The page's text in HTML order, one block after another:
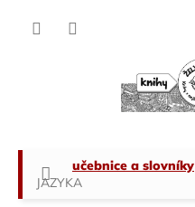
Domů
učebnice a slovníky
JAZYKA